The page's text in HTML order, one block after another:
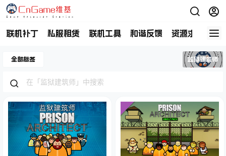
联机补丁 私服租赁 联机工具 和谐反馈 资源求助 商
全部标签 监狱建筑师